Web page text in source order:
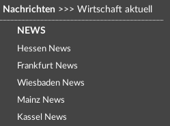
Nachrichten >>> Wirtschaft aktuell
NEWS
Hessen News
Frankfurt News
Wiesbaden News
Mainz News
Kassel News